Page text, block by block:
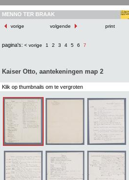
MENNO TER BRAAK
vorige volgende print
pagina's: < vorige 1 2 3 4 5 6 7
Kaiser Otto, aantekeningen map 2
Klik op thumbnails om te vergroten